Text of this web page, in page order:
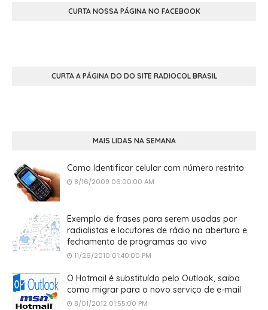
CURTA NOSSA PÁGINA NO FACEBOOK
CURTA A PÁGINA DO DO SITE RADIOCOL BRASIL
MAIS LIDAS NA SEMANA
Como Identificar celular com número restrito
8/16/2009 06:00:00 AM
Exemplo de frases para serem usadas por
radialistas e locutores de rádio na abertura e
fechamento de programas ao vivo
11/26/2010 01:40:00 PM
O Hotmail é substituído pelo Outlook, saiba
como migrar para o novo serviço de e-mail
8/01/2012 01:55:00 PM